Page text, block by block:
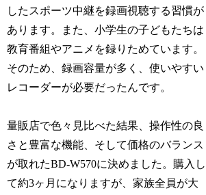
したスポーツ中継を録画視聴する習慣が
あります。また、小学生の子どもたちは
教育番組やアニメを録りためています。
そのため、録画容量が多く、使いやすい
レコーダーが必要だったんです。
量販店で色々見比べた結果、操作性の良
さと豊富な機能、そして価格のバランス
が取れたBD-W570に決めました。購入し
て約3ヶ月になりますが、家族全員が大